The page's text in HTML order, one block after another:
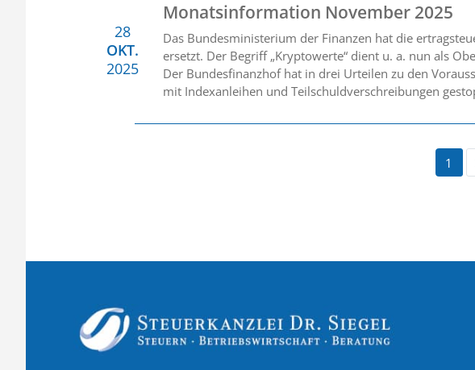
28
OKT.
2025
Monatsinformation November 2025
Das Bundesministerium der Finanzen hat die
ersetzt. Der Begriff „Kryptowerte“ dient u. a. nun als
Der Bundesfinanzhof hat in drei Urteilen zu den
mit Indexanleihen und Teilschuldverschreibungen
1